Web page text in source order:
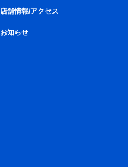
店舗情報/アクセス
お知らせ